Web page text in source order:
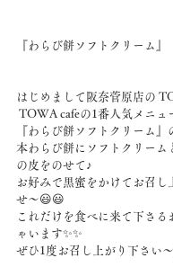
『わらび餅ソフトクリーム』
はじめまして阪奈菅原店の
TOWA cafeの1番人気メニュ
『わらび餅ソフトクリーム』
本わらび餅にソフトクリーム
の皮をのせて♪
お好みで黒蜜をかけてお召し
せ〜😃😃
これだけを食べに来て下さる
ゃいます✨✨
ぜひ1度お召し上がり下さい